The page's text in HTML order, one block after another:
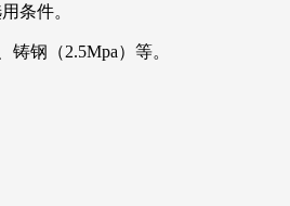
条件。
钢（2.5Mpa）等。